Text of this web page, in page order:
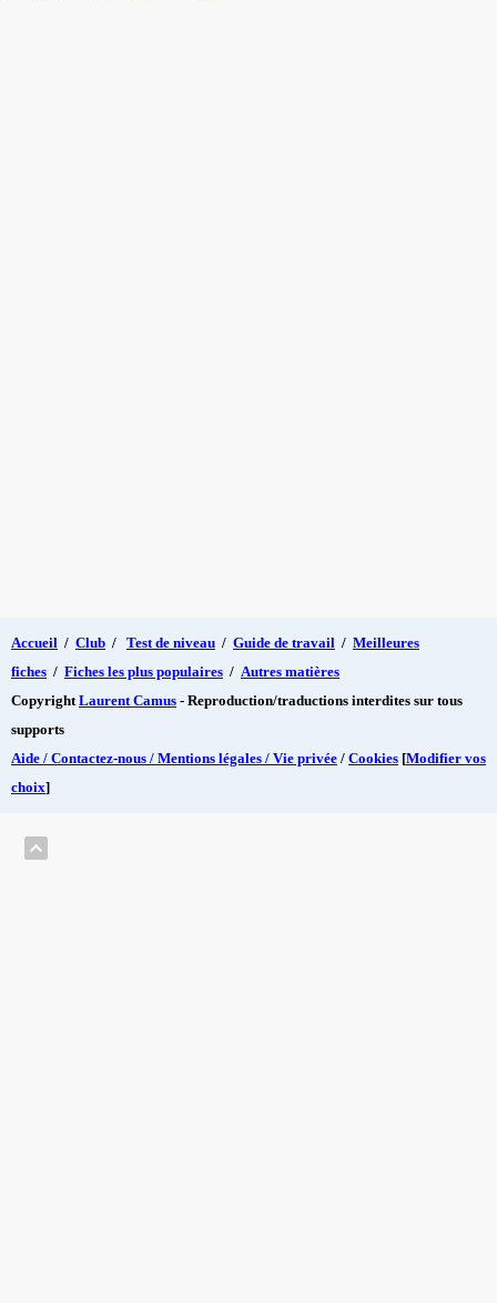
Accueil / Club / Test de niveau / Guide de travail / Meilleures
fiches / Fiches les plus populaires / Autres matières
Copyright Laurent Camus - Reproduction/traductions interdites sur tous
supports
Aide / Contactez-nous / Mentions légales / Vie privée / Cookies [Modifier vos
choix]